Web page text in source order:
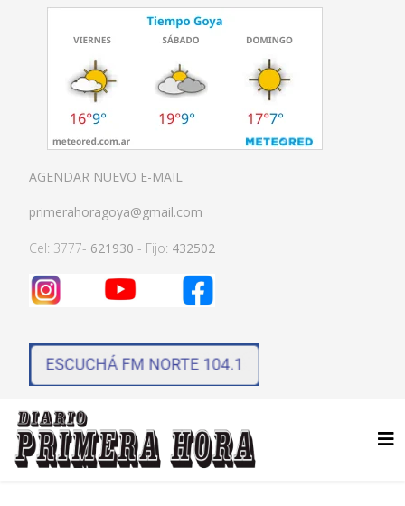
AGENDAR NUEVO E-MAIL
primerahoragoya@gmail.com
Cel: 3777- 621930 - Fijo: 432502